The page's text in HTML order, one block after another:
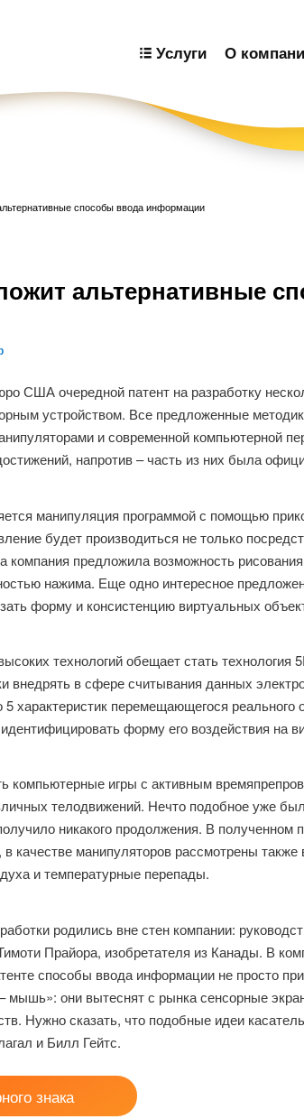
Услуги О
способы ввода информации
альтернативные
США очередной патент на разработку
устройством. Все предложенные
и современной компьютерной
напротив – часть из них была
манипуляция программой с помощью
будет производиться не только
предложила возможность
нажима. Еще одно интересное
форму и консистенцию виртуальных
технологий обещает стать технология
внедрять в сфере считывания данных
характеристик перемещающегося реального
форму его воздействия на
компьютерные игры с активным
телодвижений. Нечто подобное уже
никакого продолжения. В полученном
качестве манипуляторов рассмотрены также
и температурные перепады.
родились вне стен компании:
Прайора, изобретателя из Канады. В
способы ввода информации не просто
мышь»: они вытеснят с рынка сенсорные
Нужно сказать, что подобные идеи
и Билл Гейтс.
знака